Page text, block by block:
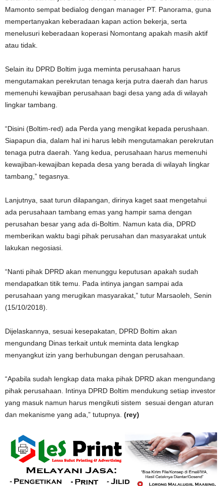
Mamonto sempat bedialog dengan manager PT. Panorama, guna
mempertanyakan keberadaan kapan action bekerja, serta
menelusuri keberadaan koperasi Nomontang apakah masih aktif
atau tidak.
Selain itu DPRD Boltim juga meminta perusahaan harus
mengutamakan perekrutan tenaga kerja putra daerah dan harus
memenuhi kewajiban perusahaan bagi desa yang ada di wilayah
lingkar tambang.
“Disini (Boltim-red) ada Perda yang mengikat kepada perushaan.
Siapapun dia, dalam hal ini harus lebih mengutamakan perekrutan
tenaga putra daerah. Yang kedua, perusahaan harus memenuhi
kewajiban-kewajiban kepada desa yang berada di wilayah lingkar
tambang,” tegasnya.
Lanjutnya, saat turun dilapangan, dirinya kaget saat mengetahui
ada perusahaan tambang emas yang hampir sama dengan
perusahan besar yang ada di-Boltim. Namun kata dia, DPRD
memberikan waktu bagi pihak perusahan dan masyarakat untuk
lakukan negosiasi.
“Nanti pihak DPRD akan menunggu keputusan apakah sudah
mendapatkan titik temu. Pada intinya jangan sampai ada
perusahaan yang merugikan masyarakat,” tutur Marsaoleh, Senin
(15/10/2018).
Dijelaskannya, sesuai kesepakatan, DPRD Boltim akan
mengundang Dinas terkait untuk meminta data lengkap
menyangkut izin yang berhubungan dengan perusahaan.
“Apabila sudah lengkap data maka pihak DPRD akan mengundang
pihak perusahaan. Intinya DPRD Boltim mendukung setiap investor
yang masuk namun harus mengikuti sistem sesuai dengan aturan
dan mekanisme yang ada,” tutupnya. (rey)